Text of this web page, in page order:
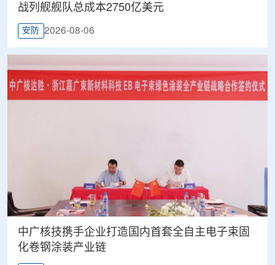
战列舰舰队总成本2750亿美元
安防 2026-08-06
中广核技携手企业打造国内首套全自主电子束固
化卷钢涂装产业链